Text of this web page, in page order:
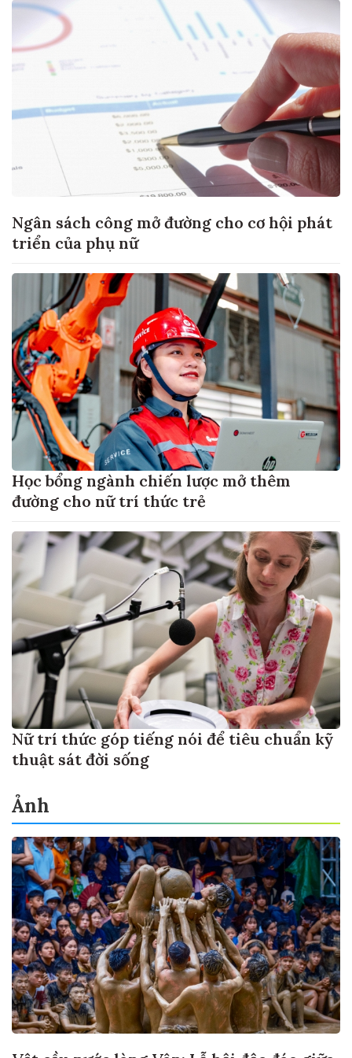
Ngân sách công mở đường cho cơ hội phát
triển của phụ nữ
Học bổng ngành chiến lược mở thêm
đường cho nữ trí thức trẻ
Nữ trí thức góp tiếng nói để tiêu chuẩn kỹ
thuật sát đời sống
Ảnh